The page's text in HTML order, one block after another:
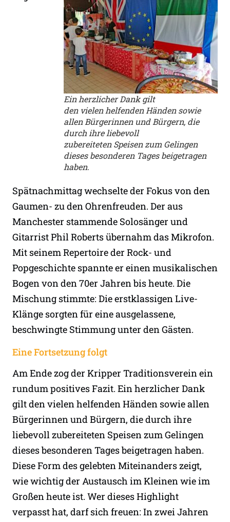
Ein herzlicher Dank gilt
den vielen helfenden Händen sowie
allen Bürgerinnen und Bürgern, die
durch ihre liebevoll
zubereiteten Speisen zum Gelingen
dieses besonderen Tages beigetragen
haben.
Spätnachmittag wechselte der Fokus von den
Gaumen- zu den Ohrenfreuden. Der aus
Manchester stammende Solosänger und
Gitarrist Phil Roberts übernahm das Mikrofon.
Mit seinem Repertoire der Rock- und
Popgeschichte spannte er einen musikalischen
Bogen von den 70er Jahren bis heute. Die
Mischung stimmte: Die erstklassigen Live-
Klänge sorgten für eine ausgelassene,
beschwingte Stimmung unter den Gästen.
Eine Fortsetzung folgt
Am Ende zog der Kripper Traditionsverein ein
rundum positives Fazit. Ein herzlicher Dank
gilt den vielen helfenden Händen sowie allen
Bürgerinnen und Bürgern, die durch ihre
liebevoll zubereiteten Speisen zum Gelingen
dieses besonderen Tages beigetragen haben.
Diese Form des gelebten Miteinanders zeigt,
wie wichtig der Austausch im Kleinen wie im
Großen heute ist. Wer dieses Highlight
verpasst hat, darf sich freuen: In zwei Jahren